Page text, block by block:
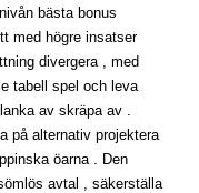
bästa bonus
med högre insatser
divergera , med
tabell spel och leva
av skräpa av .
på alternativ projektera
öarna . Den
avtal , säkerställa